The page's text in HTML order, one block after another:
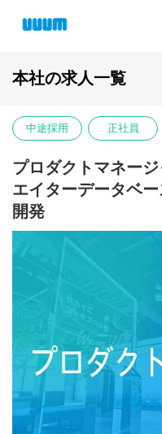
本社の求人一覧
中途採用 正社員
プロダクトマネー
エイターデータベ
開発